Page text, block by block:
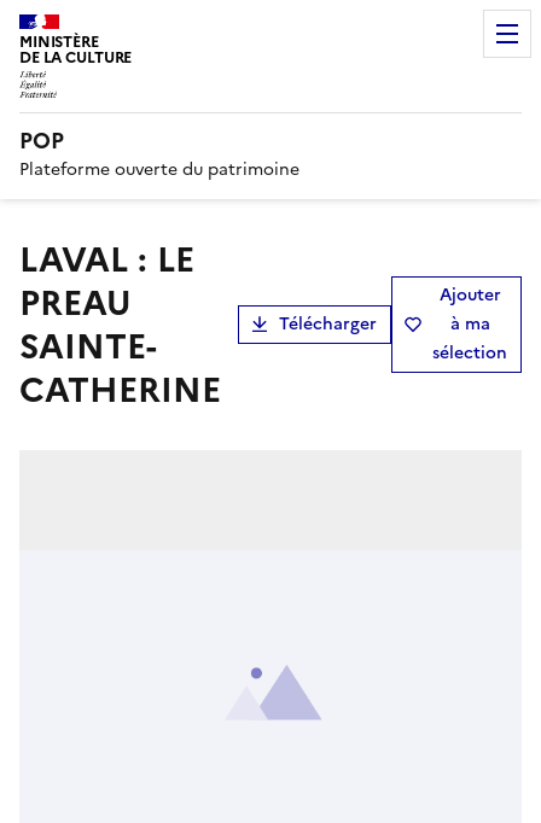
MINISTÈRE
DE LA CULTURE
POP
Plateforme ouverte du patrimoine
LAVAL : LE
PREAU
SAINTE-
CATHERINE
Télécharger
Ajouter
à ma
sélection